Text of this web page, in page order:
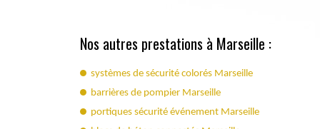
Nos autres prestations à Marseille :
systèmes de sécurité colorés Marseille
barrières de pompier Marseille
portiques sécurité événement Marseille